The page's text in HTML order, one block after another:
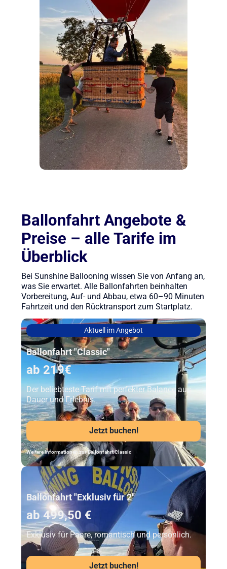
Ballonfahrt Angebote &
Preise – alle Tarife im
Überblick
Bei Sunshine Ballooning wissen Sie von Anfang an,
was Sie erwartet. Alle Ballonfahrten beinhalten
Vorbereitung, Auf- und Abbau, etwa 60–90 Minuten
Fahrtzeit und den Rücktransport zum Startplatz.
Aktuell im Angebot
Ballonfahrt "Classic"
ab 219€
Der beliebteste Tarif mit perfekter Balance aus
Dauer und Erlebnis.
Jetzt buchen!
Weitere Informationen zur Ballonfahrt Classic
Unser Beststeller
Ballonfahrt "Exklusiv für 2"
ab 499,50 €
Exklusiv für Paare, romantisch und persönlich.
Jetzt buchen!